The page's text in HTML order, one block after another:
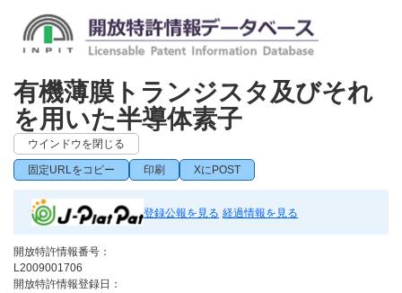
有機薄膜トランジスタ及びそれ
を用いた半導体素子
ウインドウを閉じる
固定URLをコピー 印刷 XにPOST
登録公報を見る 経過情報を見る
開放特許情報番号：
L2009001706
開放特許情報登録日：